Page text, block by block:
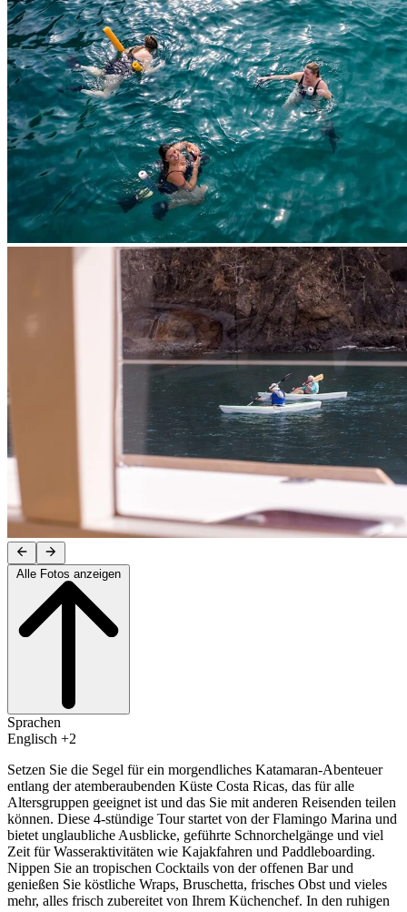
Sprachen
Englisch +2
Setzen Sie die Segel für ein morgendliches Katamaran-Abenteuer
entlang der atemberaubenden Küste Costa Ricas, das für alle
Altersgruppen geeignet ist und das Sie mit anderen Reisenden teilen
können. Diese 4-stündige Tour startet von der Flamingo Marina und
bietet unglaubliche Ausblicke, geführte Schnorchelgänge und viel
Zeit für Wasseraktivitäten wie Kajakfahren und Paddleboarding.
Nippen Sie an tropischen Cocktails von der offenen Bar und
genießen Sie köstliche Wraps, Bruschetta, frisches Obst und vieles
mehr, alles frisch zubereitet von Ihrem Küchenchef. In den ruhigen